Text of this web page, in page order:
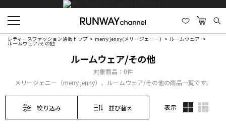
レディースファッション通販トップ merry jenny(メリージェニー) ルームウェア
ルームウェア/その他
ルームウェア/その他
対象商品： 0件
メリージェニー（merry jenny）、ルームウェア/その他の商品一覧です。
絞り込み 並び替え 表示